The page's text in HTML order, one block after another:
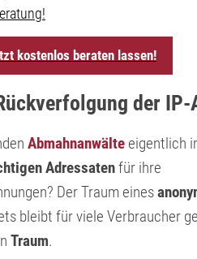
kostenlos beraten lassen!
der
Abmahnanwälte eigentlich
Adressatenfür ihre
Der Traum eines
bleibt für viele Verbraucher
Traum.